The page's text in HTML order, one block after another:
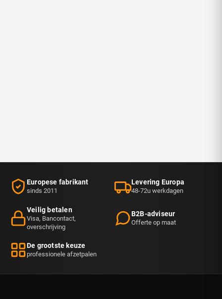
Europese fabrikant
sinds 2011
Levering Europa
48-72u werkdagen
Veilig betalen
Visa, Bancontact,
overschrijving
B2B-adviseur
Offerte op maat
De grootste keuze
professionele afzetpalen